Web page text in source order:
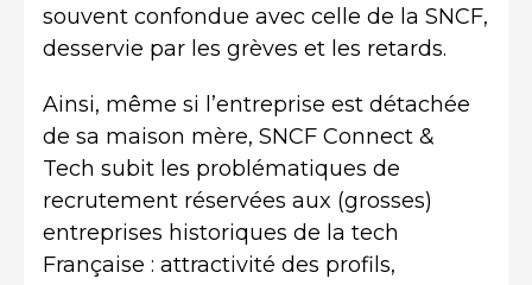
souvent confondue avec celle de la SNCF,
desservie par les grèves et les retards.
Ainsi, même si l’entreprise est détachée
de sa maison mère, SNCF Connect &
Tech subit les problématiques de
recrutement réservées aux (grosses)
entreprises historiques de la tech
Française : attractivité des profils,